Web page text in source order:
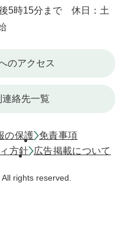
5時15分まで 休日：土
のアクセス
連絡先一覧
の保護 免責事項
方針
広告掲載について
rights reserved.